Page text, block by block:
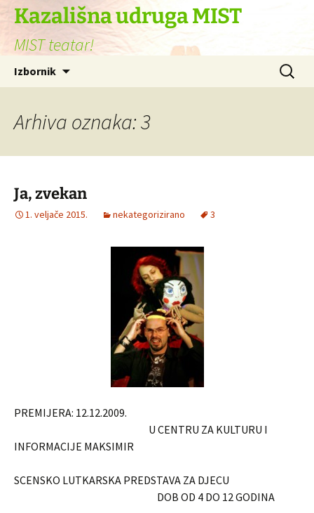
Skoči
sadržaja
Kazališna udruga MIST
MIST teatar!
Izbornik
Arhiva oznaka: 3
Ja, zvekan
1. veljače 2015. nekategorizirano 3
PREMIJERA: 12.12.2009.
U CENTRU ZA KULTURU I
INFORMACIJE MAKSIMIR
SCENSKO LUTKARSKA PREDSTAVA ZA DJECU
DOB OD 4 DO 12 GODINA